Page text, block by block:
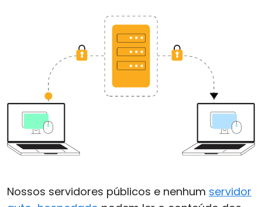
Nossos servidores públicos e nenhum servidor